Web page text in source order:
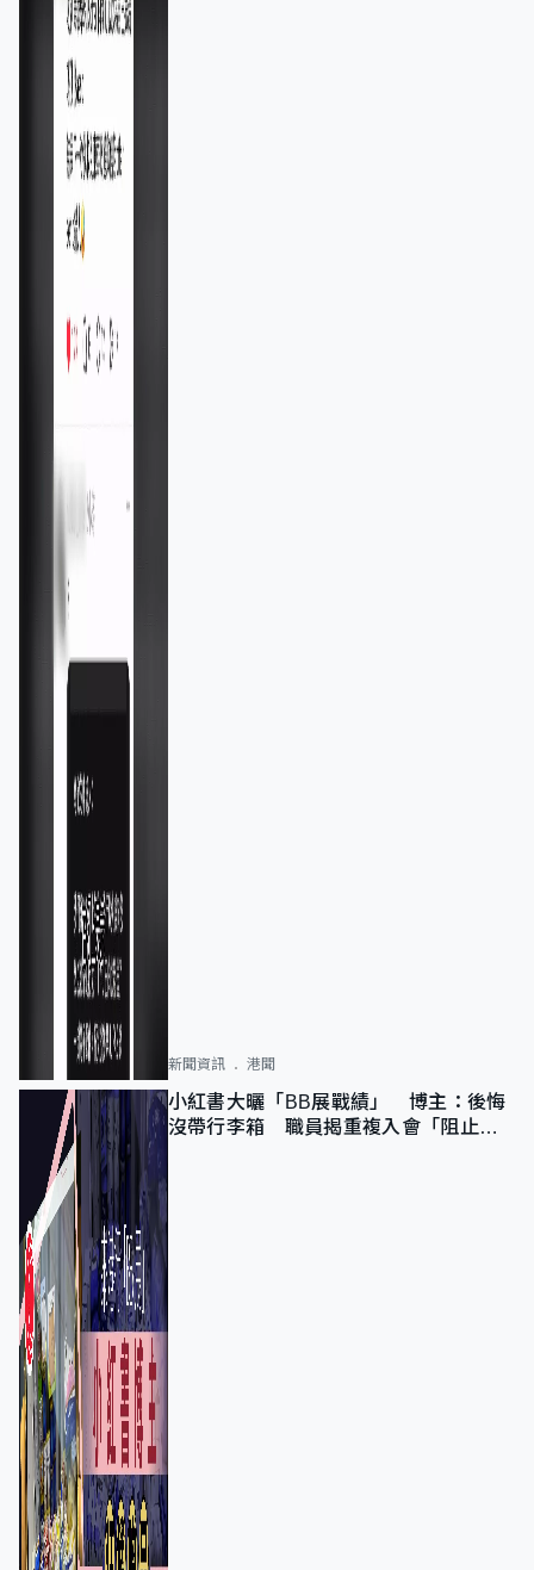
新聞資訊 港聞
小紅書大曬「BB展戰績」 博主：後悔
沒帶行李箱 職員揭重複入會「阻止唔